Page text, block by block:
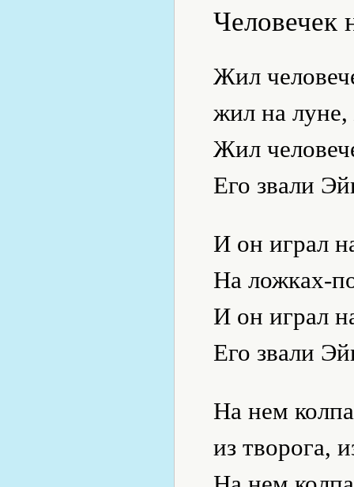
Человечек
Жил
жил на
Жил
Его звали
И он играл
На ложках-
И он играл
Его звали
На нем
из творога,